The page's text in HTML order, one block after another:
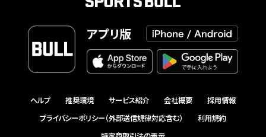
アプリ版
ヘルプ 推奨環境 サービス紹介 会社概要
採用情報
プライバシーポリシー（外部送信規律対応含む）
利用規約